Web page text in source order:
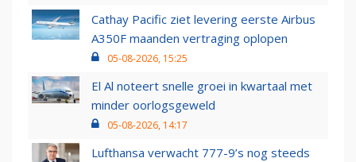
Cathay Pacific ziet levering eerste Airbus
A350F maanden vertraging oplopen
05-08-2026, 15:25
El Al noteert snelle groei in kwartaal met
minder oorlogsgeweld
05-08-2026, 14:17
Lufthansa verwacht 777-9’s nog steeds